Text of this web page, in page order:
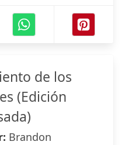
de los
(Edición
Brandon